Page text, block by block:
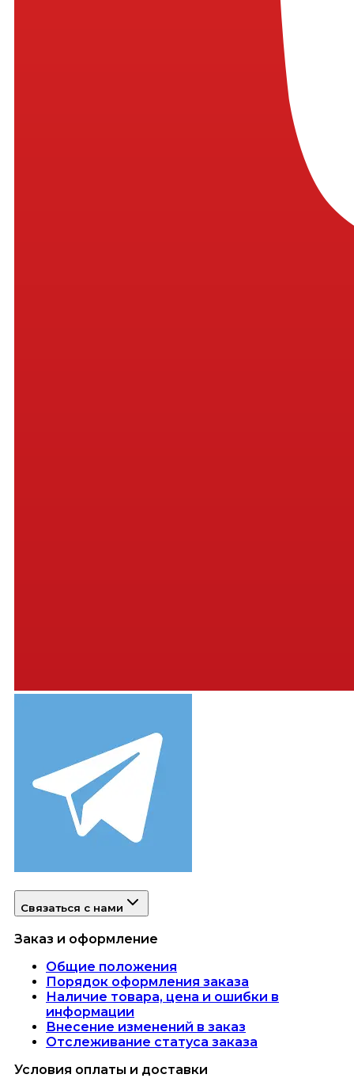
Связаться с нами
Заказ и оформление
Общие положения
Порядок оформления заказа
Наличие товара, цена и ошибки в
информации
Внесение изменений в заказ
Отслеживание статуса заказа
Условия оплаты и доставки